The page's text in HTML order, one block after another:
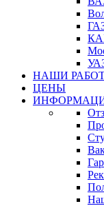
НАШИ
ЦЕНЫ